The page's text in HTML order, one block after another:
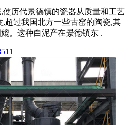
使历代景德镇的瓷器从质量和工艺
,超过我国北方一些古窑的陶瓷,其
。这种白泥产在景德镇东 .